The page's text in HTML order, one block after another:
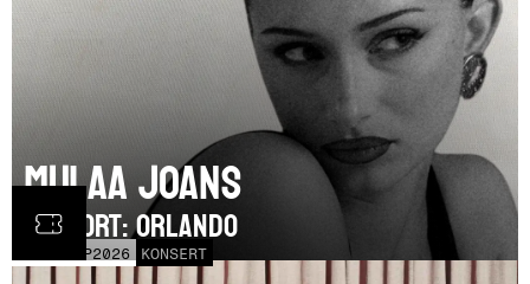
SEP2026 KONSERT
Mulaa Joans
SUPPORT: Orlando